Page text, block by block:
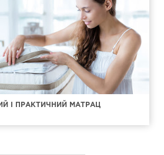
І ПРАКТИЧНИЙ МАТРАЦ